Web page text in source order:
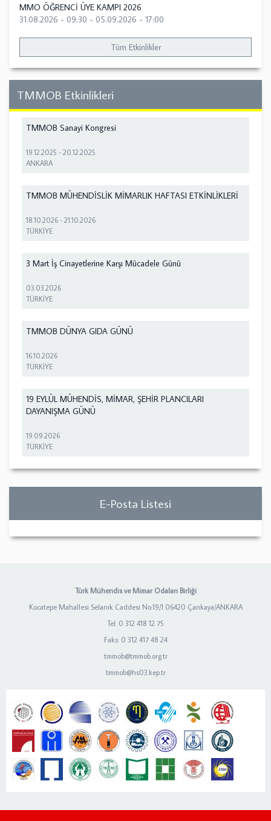
MMO ÖĞRENCİ ÜYE KAMPI 2026
31.08.2026 - 09:30 - 05.09.2026 - 17:00
Tüm Etkinlikler
TMMOB Etkinlikleri
TMMOB Sanayi Kongresi
19.12.2025 -20.12.2025
ANKARA
TMMOB MÜHENDİSLİK MİMARLIK HAFTASI ETKİNLİKLERİ
18.10.2026 -21.10.2026
TÜRKİYE
3 Mart İş Cinayetlerine Karşı Mücadele Günü
03.03.2026
TÜRKİYE
TMMOB DÜNYA GIDA GÜNÜ
16.10.2026
TÜRKİYE
19 EYLÜL MÜHENDİS, MİMAR, ŞEHİR PLANCILARI
DAYANIŞMA GÜNÜ
19.09.2026
TÜRKİYE
E-Posta Listesi
Türk Mühendis ve Mimar Odaları Birliği
Kocatepe Mahallesi Selanik Caddesi No:19/1 06420 Çankaya/ANKARA
Tel: 0 312 418 12 75
Faks: 0 312 417 48 24
tmmob@tmmob.org.tr
tmmob@hs03.kep.tr